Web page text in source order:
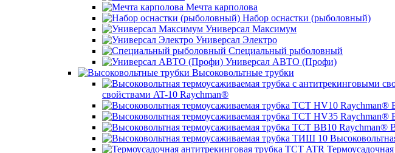
Мечта карполова
Набор оснастки (рыболовный)
Универсал Максимум
Универсал Электро
Специальный рыболовный
Универсал АВТО (Профи)
Высоковольтные трубки
свойствами AT-10 Raychman®